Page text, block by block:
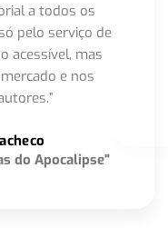
a todos os
pelo serviço de
acessível, mas
e nos
do Apocalipse"